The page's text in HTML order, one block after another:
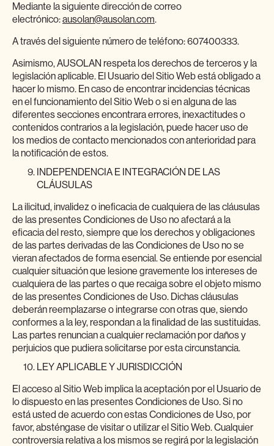
Mediante la siguiente dirección de correo
electrónico:ausolan@ausolan.com.
A través del siguiente número de teléfono: 607400333.
Asimismo, AUSOLAN respeta los derechos de terceros y la
legislación aplicable. El Usuario del Sitio Web está obligado a
hacer lo mismo. En caso de encontrar incidencias técnicas
en el funcionamiento del Sitio Web o si en alguna de las
diferentes secciones encontrara errores, inexactitudes o
contenidos contrarios a la legislación, puede hacer uso de
los medios de contacto mencionados con anterioridad para
la notificación de estos.
INDEPENDENCIA E INTEGRACIÓN DE LAS
CLÁUSULAS
La ilicitud, invalidez o ineficacia de cualquiera de las cláusulas
de las presentes Condiciones de Uso no afectará a la
eficacia del resto, siempre que los derechos y obligaciones
de las partes derivadas de las Condiciones de Uso no se
vieran afectados de forma esencial. Se entiende por esencial
cualquier situación que lesione gravemente los intereses de
cualquiera de las partes o que recaiga sobre el objeto mismo
de las presentes Condiciones de Uso. Dichas cláusulas
deberán reemplazarse o integrarse con otras que, siendo
conformes a la ley, respondan a la finalidad de las sustituidas.
Las partes renuncian a cualquier reclamación por daños y
perjuicios que pudiera solicitarse por esta circunstancia.
LEY APLICABLE Y JURISDICCIÓN
El acceso al Sitio Web implica la aceptación por el Usuario de
lo dispuesto en las presentes Condiciones de Uso. Si no
está usted de acuerdo con estas Condiciones de Uso, por
favor, absténgase de visitar o utilizar el Sitio Web. Cualquier
controversia relativa a los mismos se regirá por la legislación